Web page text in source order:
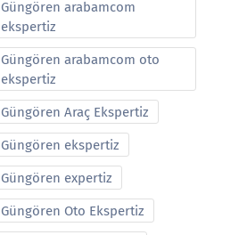
Güngören arabamcom
ekspertiz
Güngören arabamcom oto
ekspertiz
Güngören Araç Ekspertiz
Güngören ekspertiz
Güngören expertiz
Güngören Oto Ekspertiz